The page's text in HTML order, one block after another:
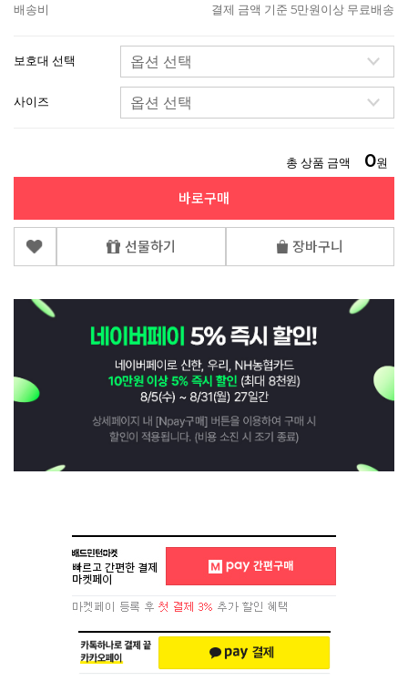
배송비 결제 금액 기준 5만원이상 무료배송
보호대 선택
사이즈
총 상품 금액 0원
바로구매
선물하기 장바구니